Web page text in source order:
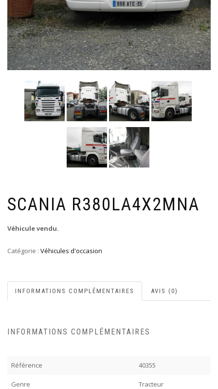
SCANIA R380LA4X2MNA
Véhicule vendu.
Catégorie : Véhicules d'occasion
INFORMATIONS COMPLÉMENTAIRES AVIS (0)
INFORMATIONS COMPLÉMENTAIRES
Référence 40355
Genre Tracteur